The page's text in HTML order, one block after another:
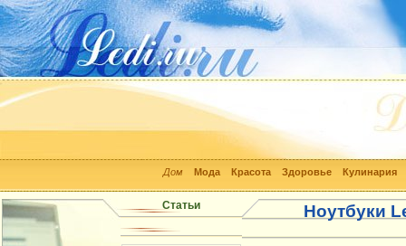
Дом Мода Красота Здоровье Кулинария
Статьи Ноутбуки